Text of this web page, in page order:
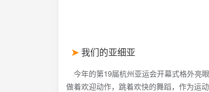
我们的亚细亚
今年的第19届杭州亚运会开幕式格外亮
做着欢迎动作，跳着欢快的舞蹈，作为运